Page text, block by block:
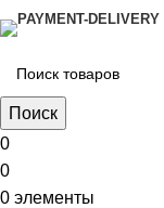
Поиск
0
0
0 элементы